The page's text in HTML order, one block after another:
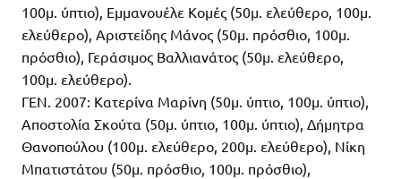
100μ. ύπτιο), Εμμανουέλε Κομές (50μ. ελεύθερο, 100μ.
ελεύθερο), Αριστείδης Μάνος (50μ. πρόσθιο, 100μ.
πρόσθιο), Γεράσιμος Βαλλιανάτος (50μ. ελεύθερο,
100μ. ελεύθερο).
ΓΕΝ. 2007: Κατερίνα Μαρίνη (50μ. ύπτιο, 100μ. ύπτιο),
Αποστολία Σκούτα (50μ. ύπτιο, 100μ. ύπτιο), Δήμητρα
Θανοπούλου (100μ. ελεύθερο, 200μ. ελεύθερο), Νίκη
Μπατιστάτου (50μ. πρόσθιο, 100μ. πρόσθιο),